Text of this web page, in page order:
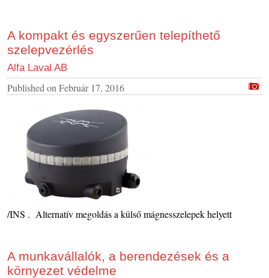
A kompakt és egyszerűen telepíthető
szelepvezérlés
Alfa Laval AB
Published on Február 17, 2016
/INS . Alternatív megoldás a külső mágnesszelepek helyett
A munkavállalók, a berendezések és a
környezet védelme